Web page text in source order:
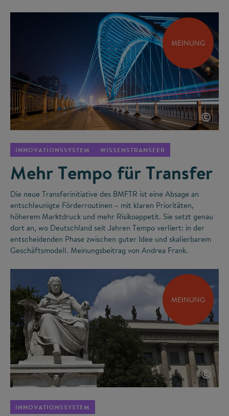
MEINUNG
©
INNOVATIONSSYSTEM WISSENSTRANSFER
Mehr Tempo für Transfer
Die neue Transferinitiative des BMFTR ist eine Absage an
entschleunigte Förderroutinen – mit klaren Prioritäten,
höherem Marktdruck und mehr Risikoappetit. Sie setzt genau
dort an, wo Deutschland seit Jahren Tempo verliert: in der
entscheidenden Phase zwischen guter Idee und skalierbarem
Geschäftsmodell. Meinungsbeitrag von Andrea Frank.
MEINUNG
©
INNOVATIONSSYSTEM